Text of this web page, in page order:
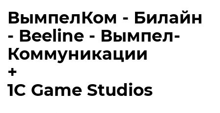
ВымпелКом - Билайн
- Beeline - Вымпел-
Коммуникации
+
1С Game Studios